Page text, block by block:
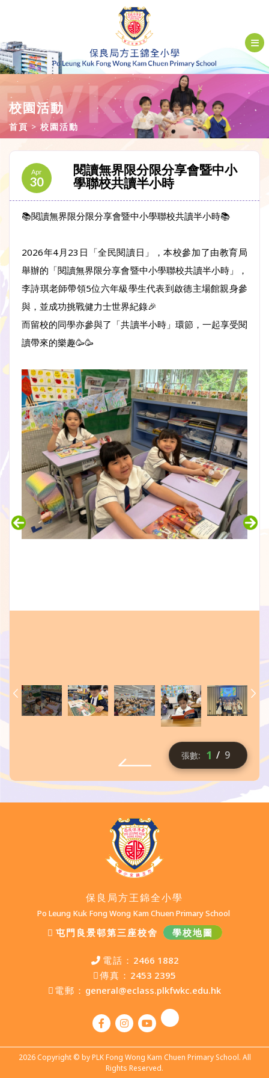
校園活動
首頁 校園活動
Apr
30
閱讀無界限分限分享會暨中小
學聯校共讀半小時
📚閱讀無界限分限分享會暨中小學聯校共讀半小時📚
2026年4月23日「全民閱讀日」，本校參加了由教育局
舉辦的「閱讀無界限分享會暨中小學聯校共讀半小時」，
李詩琪老師帶領5位六年級學生代表到啟德主場館親身參
與，並成功挑戰健力士世界紀錄🎉
而留校的同學亦參與了「共讀半小時」環節，一起享受閱
讀帶來的樂趣🥳🥳
2 / 9
保良局方王錦全小學
Po Leung Kuk Fong Wong Kam Chuen Primary School
屯門良景邨第三座校舍 學校地圖
電話： 2466 1882
傳真： 2453 2395
電郵： general@eclass.plkfwkc.edu.hk
2026 Copyright © by PLK Fong Wong Kam Chuen Primary School. All
Rights Reserved.